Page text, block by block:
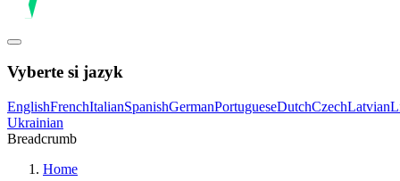
Vyberte si jazyk
EnglishFrenchItalianSpanishGermanPortugueseDutchCzechLatvian
Ukrainian
Breadcrumb
Home